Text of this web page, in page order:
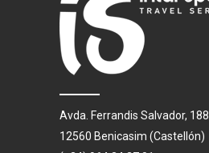
Avda. Ferrandis Salvador, 188
12560 Benicasim (Castellón)